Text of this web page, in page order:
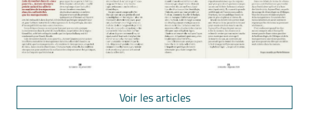
Voir les articles